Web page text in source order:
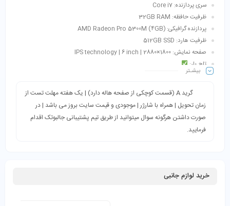
سری پردازنده: Core i7
ظرفیت حافظه: 32GB RAM
پردازنده گرافیکی: AMD Radeon Pro 5300M (4GB)
ظرفیت هارد: 512GB SSD
صفحه نمایش: 1800×2880 | IPS technology | 6 inch
تاچ بار:
بیشـتر
گرید A (قسمت کوچکی از صفحه هاله دارد) | یک هفته مهلت تست از
زمان تحویل | همراه با شارژر | موجودی و قیمت سایت بروز می باشد | در
صورت داشتن هرگونه سوال میتوانید از طریق تیم پشتیبانی جالبوتک اقدام
فرمایید.
خرید لوازم جانبی